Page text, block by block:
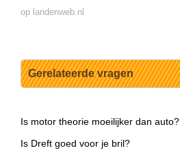
op landenweb.nl
Gerelateerde vragen
Is motor theorie moeilijker dan auto?
Is Dreft goed voor je bril?